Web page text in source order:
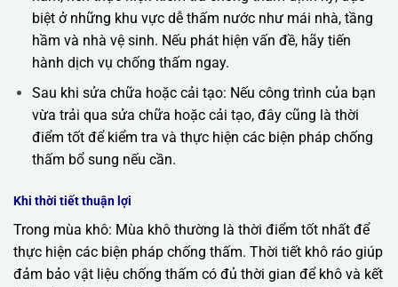
biệt ở những khu vực dễ thấm nước như mái nhà, tầng
hầm và nhà vệ sinh. Nếu phát hiện vấn đề, hãy tiến
hành dịch vụ chống thấm ngay.
Sau khi sửa chữa hoặc cải tạo: Nếu công trình của bạn
vừa trải qua sửa chữa hoặc cải tạo, đây cũng là thời
điểm tốt để kiểm tra và thực hiện các biện pháp chống
thấm bổ sung nếu cần.
Khi thời tiết thuận lợi
Trong mùa khô: Mùa khô thường là thời điểm tốt nhất để
thực hiện các biện pháp chống thấm. Thời tiết khô ráo giúp
đảm bảo vật liệu chống thấm có đủ thời gian để khô và kết